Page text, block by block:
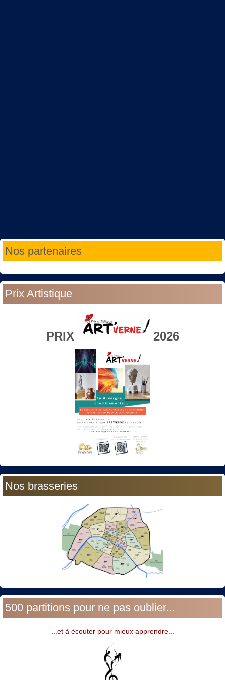
Nos partenaires
Prix Artistique
PRIX 2026
Nos brasseries
500 partitions pour ne pas oublier...
...et à écouter pour mieux apprendre...
Année
précédente
Mois
précédent
Année
suivante
Mois
suivant